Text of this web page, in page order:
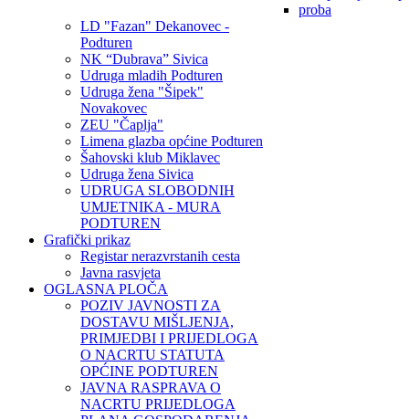
proba
LD "Fazan" Dekanovec -
Podturen
NK “Dubrava” Sivica
Udruga mladih Podturen
Udruga žena "Šipek"
Novakovec
ZEU "Čaplja"
Limena glazba općine Podturen
Šahovski klub Miklavec
Udruga žena Sivica
UDRUGA SLOBODNIH
UMJETNIKA - MURA
PODTUREN
Grafički prikaz
Registar nerazvrstanih cesta
Javna rasvjeta
OGLASNA PLOČA
POZIV JAVNOSTI ZA
DOSTAVU MIŠLJENJA,
PRIMJEDBI I PRIJEDLOGA
O NACRTU STATUTA
OPĆINE PODTUREN
JAVNA RASPRAVA O
NACRTU PRIJEDLOGA